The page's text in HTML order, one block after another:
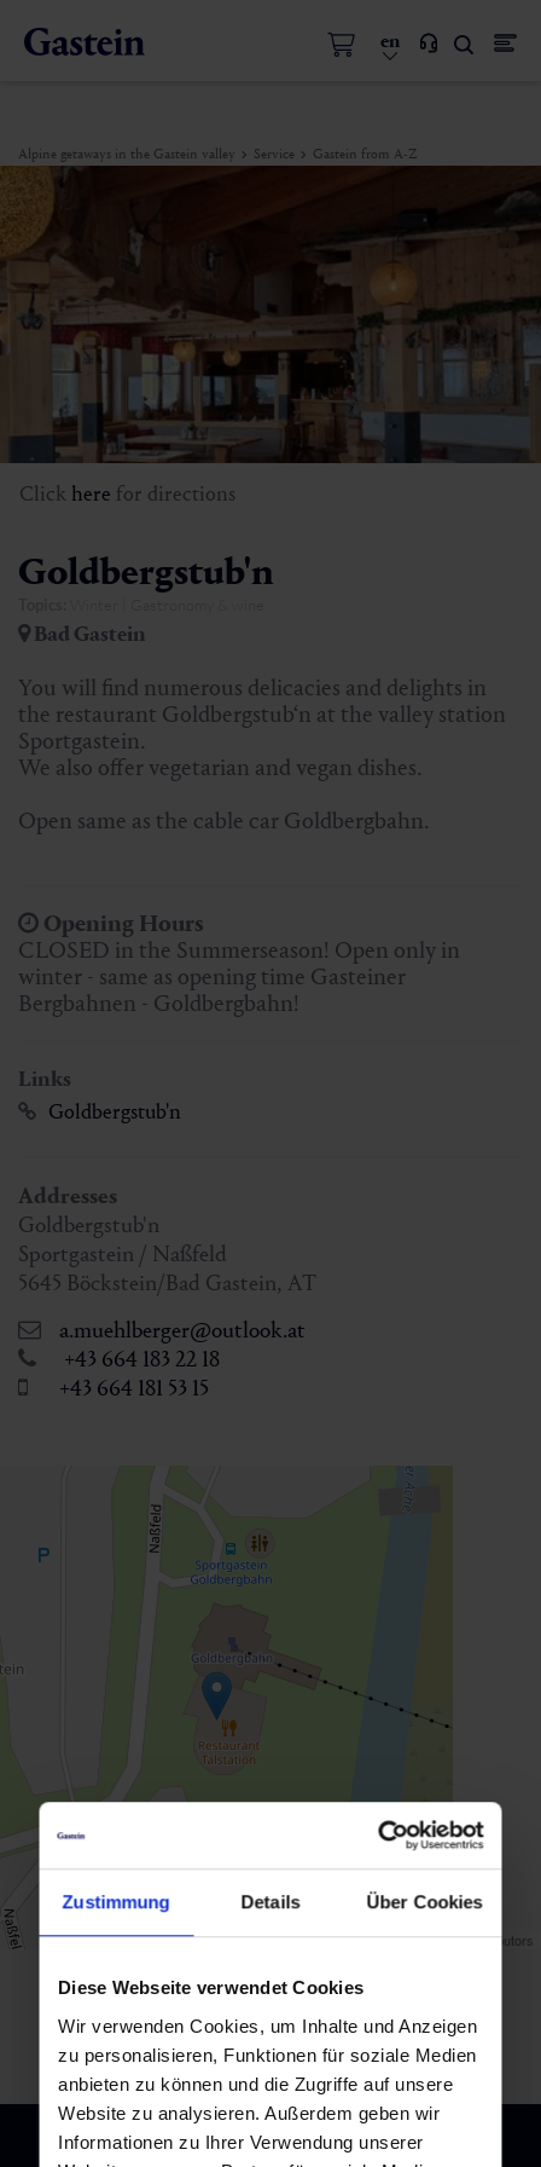
Zustimmung Details Über Cookies
Diese Webseite verwendet Cookies
Wir verwenden Cookies, um Inhalte und Anzeigen
zu personalisieren, Funktionen für soziale Medien
anbieten zu können und die Zugriffe auf unsere
Website zu analysieren. Außerdem geben wir
Informationen zu Ihrer Verwendung unserer
en
Alpine getaways in the Gastein valley Service Gastein from A-Z
Map data ©OpenStreetMapcontributors
Click here for directions
Goldbergstub'n
Bad Gastein
You will find numerous delicacies and delights in
the restaurant Goldbergstub‘n at the valley station
Sportgastein.
We also offer vegetarian and vegan dishes.
Open same as the cable car Goldbergbahn.
Opening Hours
CLOSED in the Summerseason! Open only in
winter - same as opening time Gasteiner
Bergbahnen - Goldbergbahn!
Links
Goldbergstub'n
Addresses
Goldbergstub'n
Sportgastein / Naßfeld
5645 Böckstein/Bad Gastein, AT
a.muehlberger@outlook.at
+43 664 183 22 18
+43 664 181 53 15
back to overview